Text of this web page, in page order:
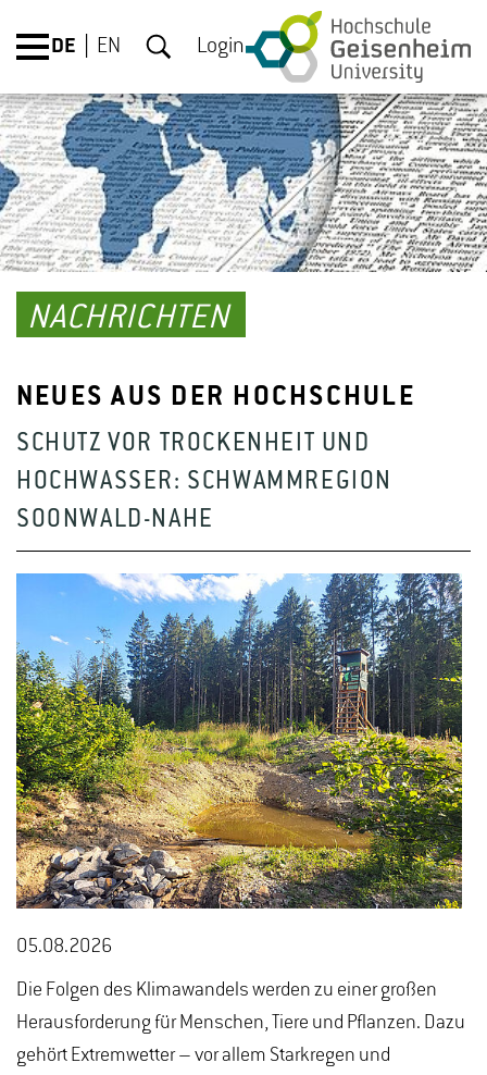
DE EN Login
NACHRICHTEN
NEUES AUS DER HOCHSCHULE
SCHUTZ VOR TROCKENHEIT UND
HOCHWASSER: SCHWAMMREGION
SOONWALD-NAHE
05.08.2026
Die Folgen des Klimawandels werden zu einer großen
Herausforderung für Menschen, Tiere und Pflanzen. Dazu
gehört Extremwetter – vor allem Starkregen und